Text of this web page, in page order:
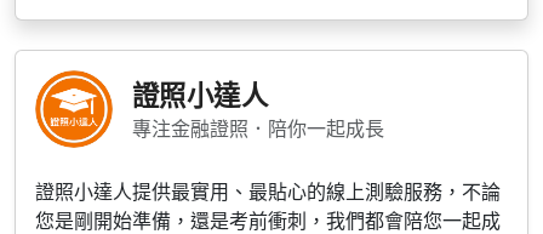
證照小達人
專注金融證照．陪你一起成長
證照小達人提供最實用、最貼心的線上測驗服務，不論
您是剛開始準備，還是考前衝刺，我們都會陪您一起成